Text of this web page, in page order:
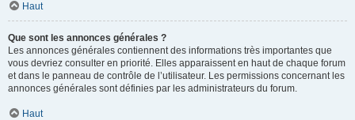
Haut
Que sont les annonces générales ?
Les annonces générales contiennent des informations très importantes que
vous devriez consulter en priorité. Elles apparaissent en haut de chaque forum
et dans le panneau de contrôle de l’utilisateur. Les permissions concernant les
annonces générales sont définies par les administrateurs du forum.
Haut